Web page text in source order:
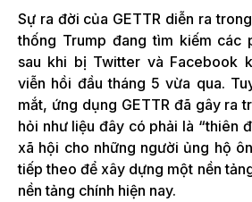
Sự ra đời của GETTR diễn ra
thống Trump đang tìm kiếm các
sau khi bị Twitter và Facebook
viễn hồi đầu tháng 5 vừa qua.
mắt, ứng dụng GETTR đã gây ra
hỏi như liệu đây có phải là “thiên
xã hội cho những người ủng hộ
tiếp theo để xây dựng một nền
nền tảng chính hiện nay.